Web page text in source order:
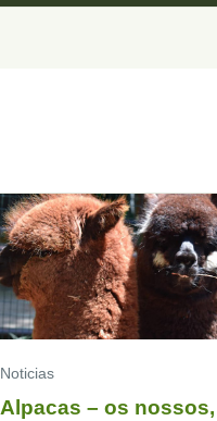
Noticias
Alpacas – os nossos,